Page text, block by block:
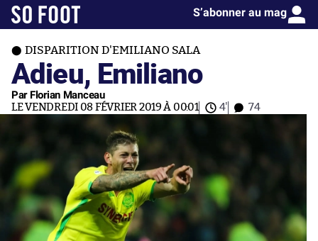
S’abonner au mag
DISPARITION D'EMILIANO SALA
Adieu, Emiliano
Par Florian Manceau
LE VENDREDI 08 FÉVRIER 2019 À 00:01 4' 74